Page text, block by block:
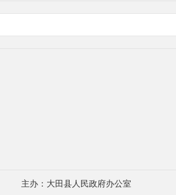
主办：大田县人民政府办公室